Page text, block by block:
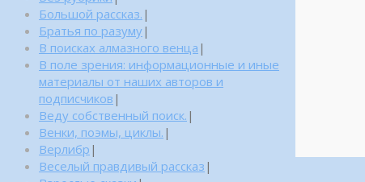
Большой рассказ. |
Братья по разуму|
В поисках алмазного венца |
В поле зрения: информационные и иные
материалы от наших авторов и
подписчиков |
Веду собственный поиск. |
Венки, поэмы, циклы. |
Верлибр |
Веселый правдивый рассказ |